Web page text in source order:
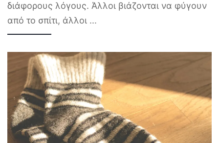
διάφορους λόγους. Άλλοι βιάζονται να φύγουν
από το σπίτι, άλλοι ...